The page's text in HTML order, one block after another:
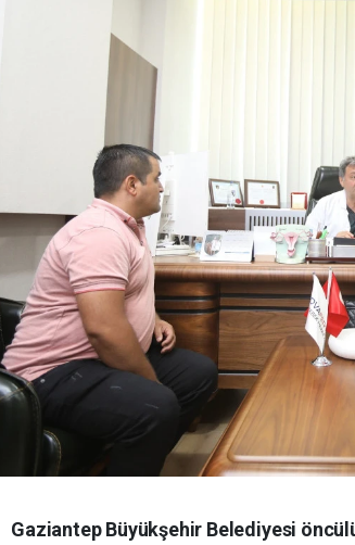
Gaziantep Büyükşehir Belediyesi